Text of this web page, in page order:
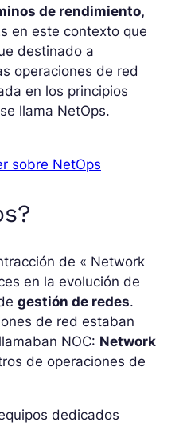
de rendimiento,
en este contexto que
destinado a
operaciones de red
en los principios
llama NetOps.
sobre NetOps
de « Network
en la evolución de
gestión de redes.
de red estaban
NOC: Network
de operaciones de
dedicados